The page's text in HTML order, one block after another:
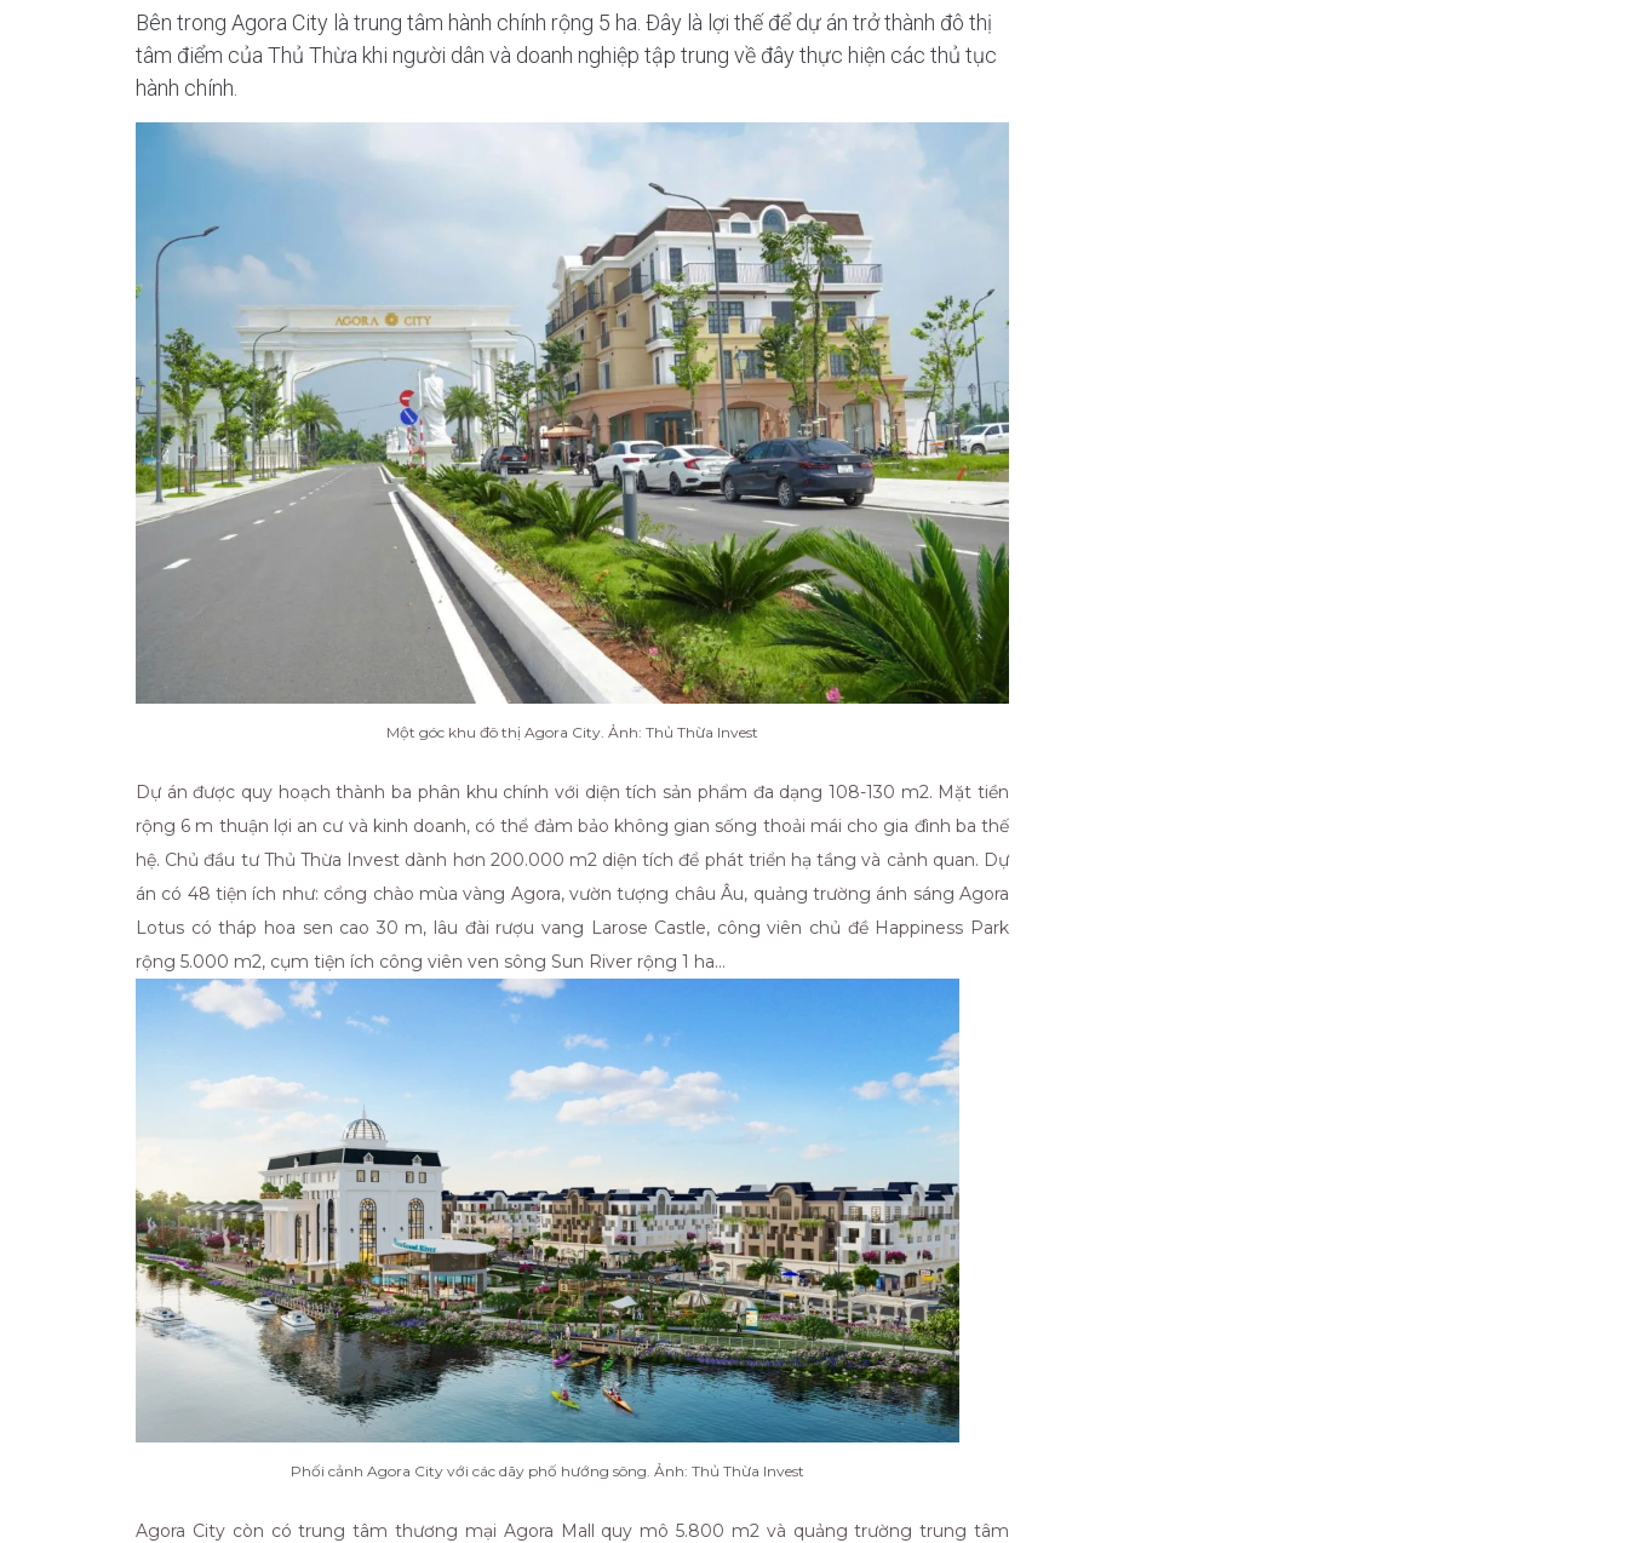
Bên trong Agora City là trung tâm hành chính rộng 5 ha. Đây là lợi thế để dự án trở thành đô thị
tâm điểm của Thủ Thừa khi người dân và doanh nghiệp tập trung về đây thực hiện các thủ tục
hành chính.
Một góc khu đô thị Agora City. Ảnh: Thủ Thừa Invest
Dự án được quy hoạch thành ba phân khu chính với diện tích sản phẩm đa dạng 108-130 m2. Mặt tiền
rộng 6 m thuận lợi an cư và kinh doanh, có thể đảm bảo không gian sống thoải mái cho gia đình ba thế
hệ. Chủ đầu tư Thủ Thừa Invest dành hơn 200.000 m2 diện tích để phát triển hạ tầng và cảnh quan. Dự
án có 48 tiện ích như: cổng chào mùa vàng Agora, vườn tượng châu Âu, quảng trường ánh sáng Agora
Lotus có tháp hoa sen cao 30 m, lâu đài rượu vang Larose Castle, công viên chủ đề Happiness Park
rộng 5.000 m2, cụm tiện ích công viên ven sông Sun River rộng 1 ha…
Phối cảnh Agora City với các dãy phố hướng sông. Ảnh: Thủ Thừa Invest
Agora City còn có trung tâm thương mại Agora Mall quy mô 5.800 m2 và quảng trường trung tâm